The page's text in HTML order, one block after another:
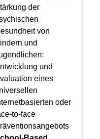
der
von
und
und
eines
oder
to-face